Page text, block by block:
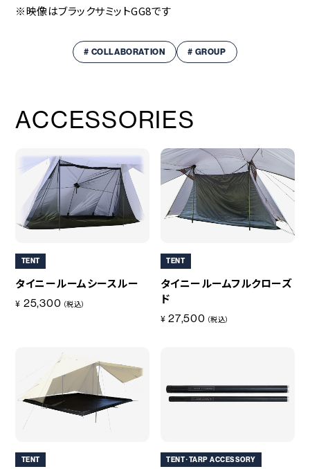
※映像はブラックサミットGG8です
# COLLABORATION # GROUP
ACCESSORIES
TENT
タイニールームシースルー
¥ 25,300 （税込）
TENT
タイニールームフルクローズ
ド
¥ 27,500 （税込）
TENT TENT･TARP ACCESSORY